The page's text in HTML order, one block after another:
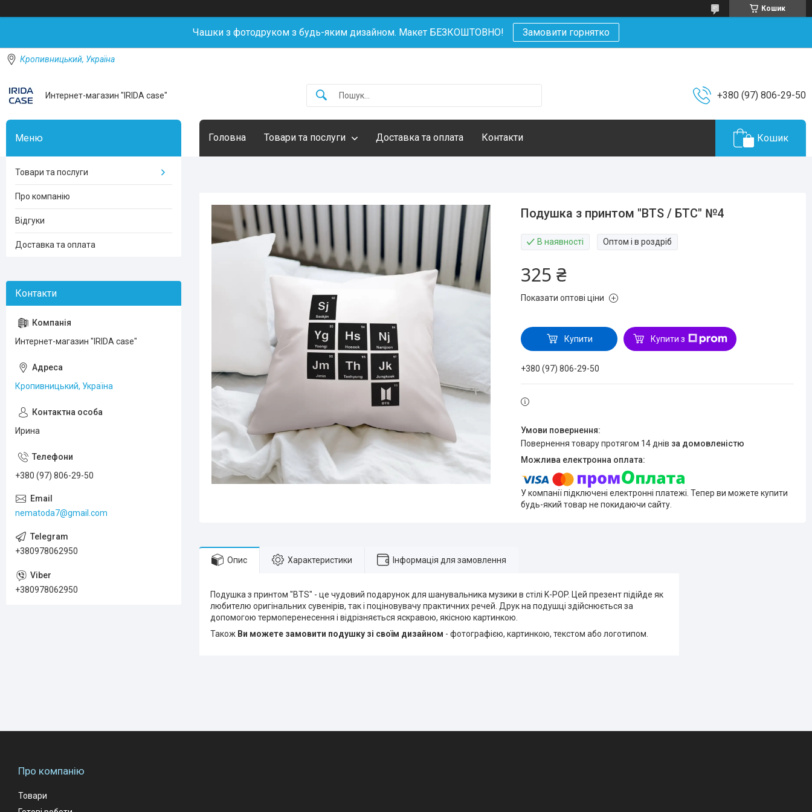
Кошик
Чашки з фотодруком з будь-яким дизайном. Макет БЕЗКОШТОВНО! Замовити горнятко
Кропивницький, Україна
Интернет-магазин "IRIDA case" +380 (97) 806-29-50
Головна Товари та послуги Доставка та оплата Контакти Кошик
Подушка з принтом "BTS / БТС" №4
В наявності Оптом і в роздріб
325 ₴
Показати оптові ціни
Купити Купити з
+380 (97) 806-29-50
повернення товару протягом 14 днів за домовленістю
У компанії підключені електронні платежі. Тепер ви можете купити
будь-який товар не покидаючи сайту.
Опис Характеристики Інформація для замовлення
Подушка з принтом "BTS" - це чудовий подарунок для шанувальника музики в стілі K-POP. Цей презент підійде як
любителю оригінальних сувенірів, так і поціновувачу практичних речей. Друк на подушці здійснюється за
допомогою термоперенесення і відрізняється яскравою, якісною картинкою.
Також Ви можете замовити подушку зі своїм дизайном - фотографією, картинкою, текстом або логотипом.
Товари та послуги
Про компанію
Відгуки
Доставка та оплата
Интернет-магазин "IRIDA case"
Кропивницький, Україна
Ирина
+380 (97) 806-29-50
nematoda7@gmail.com
+380978062950
+380978062950
Про компанію
Товари